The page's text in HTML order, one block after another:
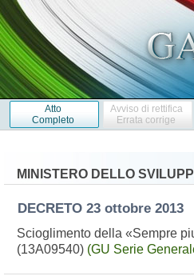
Atto
Completo
Avviso di rettifica
Errata corrige
MINISTERO DELLO
DECRETO 23 ottobre 2013
Scioglimento della «Sempre
(13A09540) (GU Serie